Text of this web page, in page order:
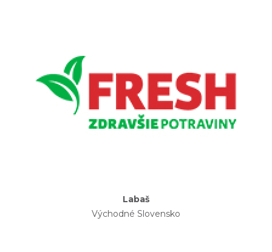
Labaš
Východné Slovensko